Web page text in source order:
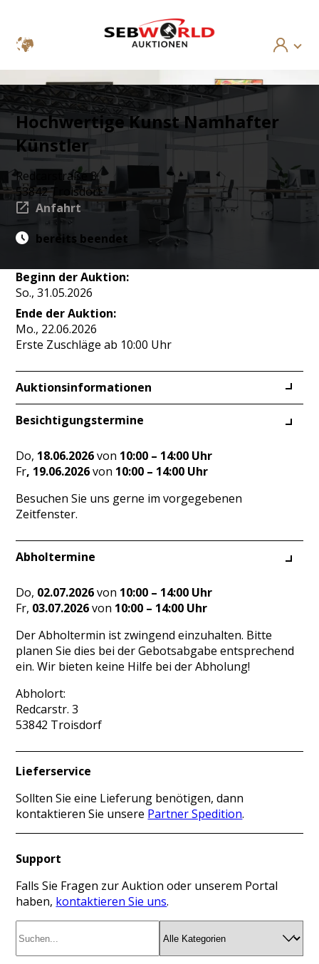
Hochwertige Kunst Namhafter
Künstler
Redcarstraße 3
53842 Troisdorf
Anfahrt
bereits beendet
Beginn der Auktion:
So., 31.05.2026
Ende der Auktion:
Mo., 22.06.2026
Erste Zuschläge ab 10:00 Uhr
Auktionsinformationen
Besichtigungstermine
Do, 18.06.2026von 10:00 – 14:00 Uhr
Fr, 19.06.2026von 10:00 – 14:00 Uhr
Besuchen Sie uns gerne im vorgegebenen
Zeitfenster.
Abholtermine
Do, 02.07.2026von 10:00 – 14:00 Uhr
Fr, 03.07.2026von 10:00 – 14:00 Uhr
Der Abholtermin ist zwingend einzuhalten. Bitte
planen Sie dies bei der Gebotsabgabe entsprechend
ein. Wir bieten keine Hilfe bei der Abholung!
Abholort:
Redcarstr. 3
53842 Troisdorf
Lieferservice
Sollten Sie eine Lieferung benötigen, dann
kontaktieren Sie unsere Partner Spedition.
Support
Falls Sie Fragen zur Auktion oder unserem Portal
haben, kontaktieren Sie uns.